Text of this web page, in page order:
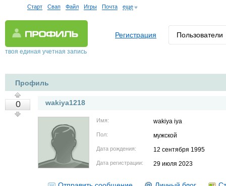
Старт Свап Файл Игры Почта еще
твоя единая учетная запись
Регистрация Пользователи
Профиль
0 wakiya1218
Имя: wakiya iya
Пол: мужской
Дата рождения: 12 сентября 1995
Дата регистрации: 29 июля 2023